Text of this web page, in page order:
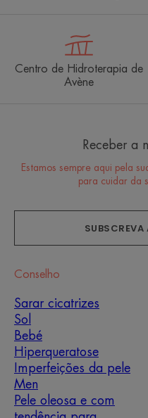
Centro de Hidroterapia de
Avène
Receber a
Estamos sempre aqui pela
para cuidar da
SUBSCREVA
Conselho
Sarar cicatrizes
Sol
Bebé
Hiperqueratose
Imperfeições da pele
Men
Pele oleosa e com